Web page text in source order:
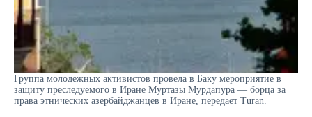
Группа молодежных активистов провела в Баку мероприятие в
защиту преследуемого в Иране Муртазы Мурдапура — борца за
права этнических азербайджанцев в Иране, передает Turan.